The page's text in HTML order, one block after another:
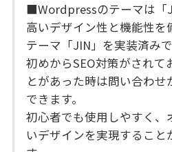
■Wordpressのテーマは「
高いデザイン性と機能性
テーマ「JIN」を実装済みで
初めからSEO対策がされて
とがあった時は問い合わせ
できます。
初心者でも使用しやすく、
いデザインを実現すること